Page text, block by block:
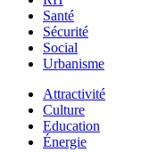
Santé
Sécurité
Social
Urbanisme
Attractivité
Culture
Education
Énergie